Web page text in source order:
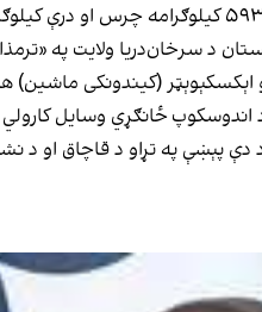
د سرخان‌دریا ولایت په
یو اېکسکېوېټر (کیندونکی
اندوسکوپ ځانګړي وسایل
دې پېښې په تړاو د قاچاق او د